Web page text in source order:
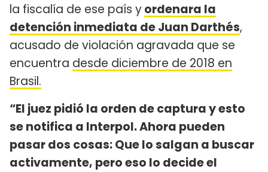
la fiscalía de ese país yordenara la
detención inmediata de Juan Darthés,
acusado de violación agravada que se
encuentra desde diciembre de 2018 en
Brasil.
“El juez pidió la orden de captura y esto
se notifica a Interpol. Ahora pueden
pasar dos cosas: Que lo salgan a buscar
activamente, pero eso lo decide el